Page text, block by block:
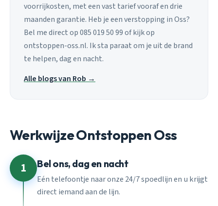
voorrijkosten, met een vast tarief vooraf en drie
maanden garantie. Heb je een verstopping in Oss?
Bel me direct op 085 019 50 99 of kijk op
ontstoppen-oss.nl. Ik sta paraat om je uit de brand
te helpen, dag en nacht.
Alle blogs van Rob →
Werkwijze Ontstoppen Oss
1 Bel ons, dag en nacht
Eén telefoontje naar onze 24/7 spoedlijn en u krijgt
direct iemand aan de lijn.